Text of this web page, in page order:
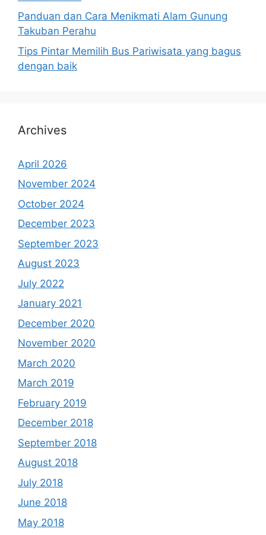
Panduan dan Cara Menikmati Alam Gunung
Takuban Perahu
Tips Pintar Memilih Bus Pariwisata yang bagus
dengan baik
Archives
April 2026
November 2024
October 2024
December 2023
September 2023
August 2023
July 2022
January 2021
December 2020
November 2020
March 2020
March 2019
February 2019
December 2018
September 2018
August 2018
July 2018
June 2018
May 2018